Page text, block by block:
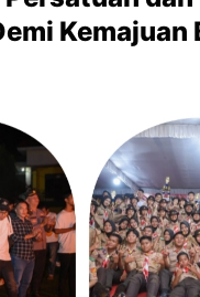
Kemajuan